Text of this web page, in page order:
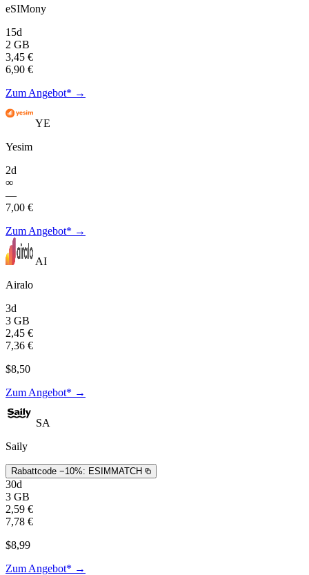
eSIMony
15d
2 GB
3,45 €
6,90 €
Zum Angebot* →
YE
Yesim
2d
∞
—
7,00 €
Zum Angebot* →
AI
Airalo
3d
3 GB
2,45 €
7,36 €
$8,50
Zum Angebot* →
SA
Saily
Rabattcode −10%: ESIMMATCH
30d
3 GB
2,59 €
7,78 €
$8,99
Zum Angebot* →